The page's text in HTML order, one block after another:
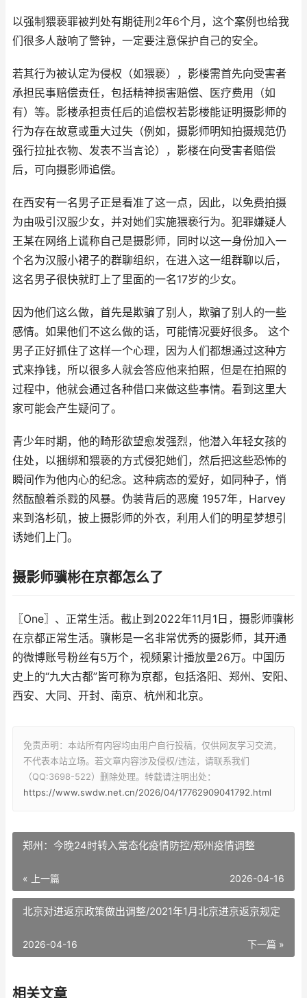
以强制猥亵罪被判处有期徒刑2年6个月，这个案例也给我
们很多人敲响了警钟，一定要注意保护自己的安全。
若其行为被认定为侵权（如猥亵），影楼需首先向受害者
承担民事赔偿责任，包括精神损害赔偿、医疗费用（如
有）等。影楼承担责任后的追偿权若影楼能证明摄影师的
行为存在故意或重大过失（例如，摄影师明知拍摄规范仍
强行拉扯衣物、发表不当言论），影楼在向受害者赔偿
后，可向摄影师追偿。
在西安有一名男子正是看准了这一点，因此，以免费拍摄
为由吸引汉服少女，并对她们实施猥亵行为。犯罪嫌疑人
王某在网络上谎称自己是摄影师，同时以这一身份加入一
个名为汉服小裙子的群聊组织，在进入这一组群聊以后，
这名男子很快就盯上了里面的一名17岁的少女。
因为他们这么做，首先是欺骗了别人，欺骗了别人的一些
感情。如果他们不这么做的话，可能情况要好很多。 这个
男子正好抓住了这样一个心理，因为人们都想通过这种方
式来挣钱，所以很多人就会答应他来拍照，但是在拍照的
过程中，他就会通过各种借口来做这些事情。看到这里大
家可能会产生疑问了。
青少年时期，他的畸形欲望愈发强烈，他潜入年轻女孩的
住处，以捆绑和猥亵的方式侵犯她们，然后把这些恐怖的
瞬间作为他内心的纪念。这种病态的爱好，如同种子，悄
然酝酿着杀戮的风暴。伪装背后的恶魔 1957年，Harvey
来到洛杉矶，披上摄影师的外衣，利用人们的明星梦想引
诱她们上门。
摄影师骥彬在京都怎么了
〖One〗、正常生活。截止到2022年11月1日，摄影师骥彬
在京都正常生活。骥彬是一名非常优秀的摄影师，其开通
的微博账号粉丝有5万个，视频累计播放量26万。中国历
史上的“九大古都”皆可称为京都，包括洛阳、郑州、安阳、
西安、大同、开封、南京、杭州和北京。
免责声明：本站所有内容均由用户自行投稿，仅供网友学习交流，
不代表本站立场。若文章内容涉及侵权/违法，请联系我们
（QQ:3698-522）删除处理。转载请注明出处：
https://www.swdw.net.cn/2026/04/17762909041792.html
郑州：今晚24时转入常态化疫情防控/郑州疫情调整
« 上一篇 2026-04-16
北京对进返京政策做出调整/2021年1月北京进京返京规定
下一篇 »
2026-04-16
相关文章